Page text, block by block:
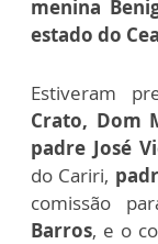
menina
estado do
Estiveram
Crato, Dom
padre José
do Cariri,
comissão
Barros, e o